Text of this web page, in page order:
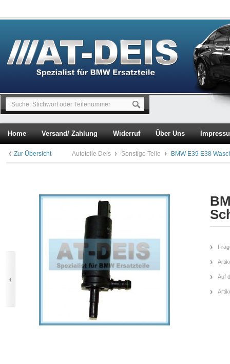
Home Versand/ Zahlung Widerruf Über Uns
Zur Übersicht Autoteile Deis Sonstige Teile BMW E39 E38
Auf